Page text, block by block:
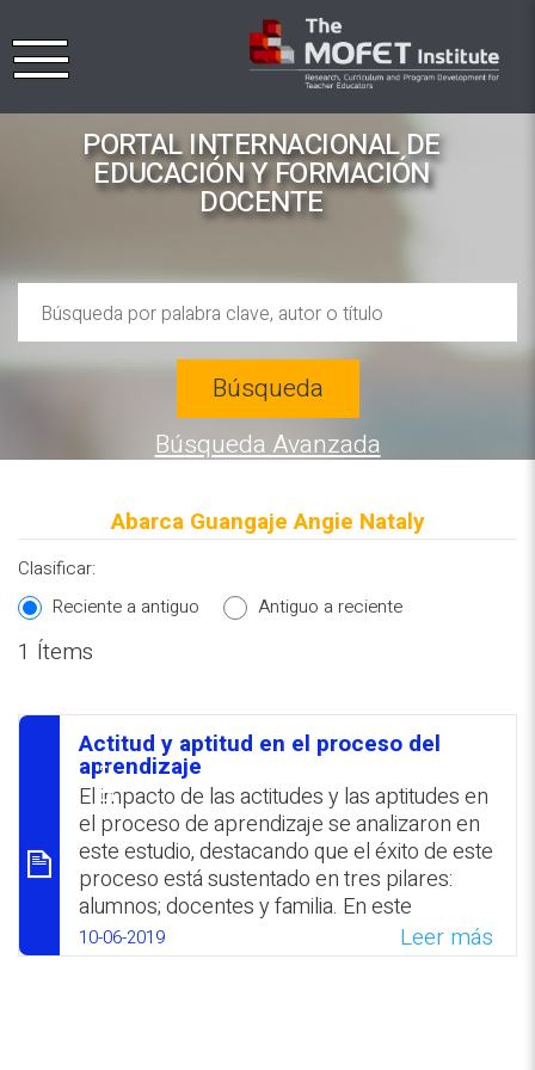
PORTAL INTERNACIONAL DE
EDUCACIÓN Y FORMACIÓN
DOCENTE
REPOSITORIO EN LÍNEA DE
CONTENIDOS ACADÉMICOS SOBRE
EDUCACIÓN Y FORMACIÓN DEL
PROFESORADO
Búsqueda
Búsqueda Avanzada
Abarca Guangaje Angie Nataly
Clasificar:
Reciente a antiguo
Antiguo a reciente
1 Ítems
סיכום
Actitud y aptitud en el proceso del
aprendizaje
El impacto de las actitudes y las aptitudes en
el proceso de aprendizaje se analizaron en
este estudio, destacando que el éxito de este
proceso está sustentado en tres pilares:
alumnos; docentes y familia. En este
contexto se resaltó el significativo papel que
juega la motivación estudiantil, tanto
10-06-2019 Leer más